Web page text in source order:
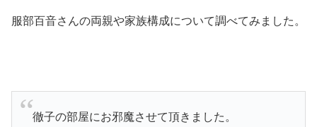
服部百音さんの両親や家族構成について調べてみました。
徹子の部屋にお邪魔させて頂きました。